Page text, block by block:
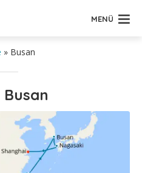
MENÜ
» Busan
Busan